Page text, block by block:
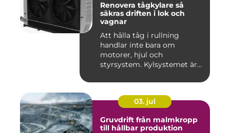
Renovera tågkylare så
säkras driften i lok och
vagnar
Att hålla tåg i rullning
handlar inte bara om
motorer, hjul och
styrsystem. Kylsystemet är
03. jul
Gruvdrift från malmkropp
till hållbar produktion